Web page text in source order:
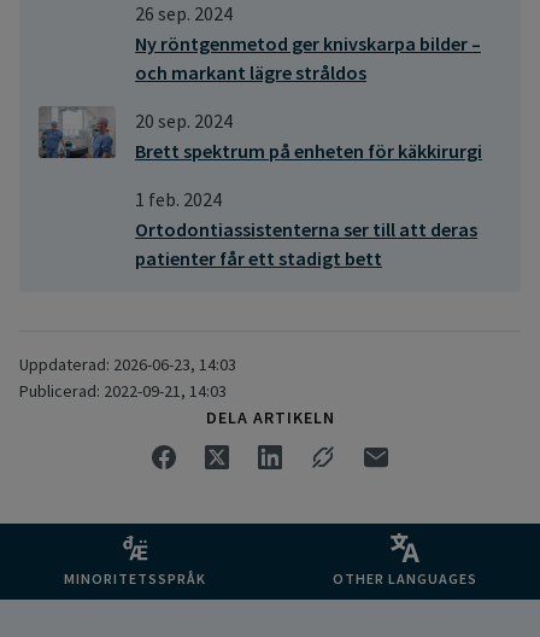
26 sep. 2024
Ny röntgenmetod ger knivskarpa bilder –
och markant lägre stråldos
20 sep. 2024
Brett spektrum på enheten för käkkirurgi
1 feb. 2024
Ortodontiassistenterna ser till att deras
patienter får ett stadigt bett
Uppdaterad: 2026-06-23, 14:03
Publicerad: 2022-09-21, 14:03
DELA ARTIKELN
MINORITETSSPRÅK OTHER LANGUAGES